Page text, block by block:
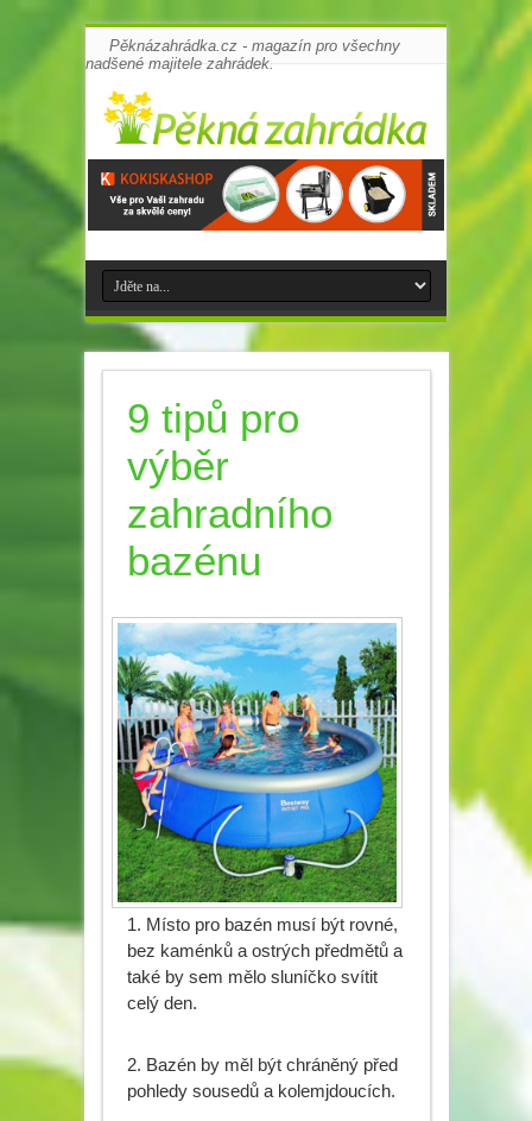
Pěknázahrádka.cz - magazín pro všechny
nadšené majitele zahrádek.
9 tipů pro
výběr
zahradního
bazénu
1. Místo pro bazén musí být rovné,
bez kaménků a ostrých předmětů a
také by sem mělo sluníčko svítit
celý den.
2. Bazén by měl být chráněný před
pohledy sousedů a kolemjdoucích.